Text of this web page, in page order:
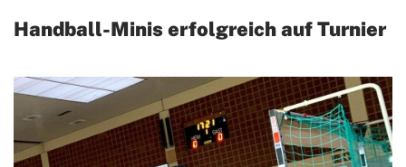
Handball-Minis erfolgreich auf Turnier